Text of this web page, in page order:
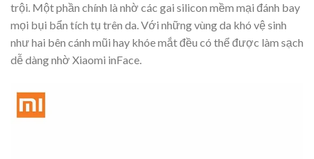
trội. Một phần chính là nhờ các gai silicon mềm mại đánh bay
mọi bụi bẩn tích tụ trên da. Với những vùng da khó vệ sinh
như hai bên cánh mũi hay khóe mắt đều có thể được làm sạch
dễ dàng nhờ Xiaomi inFace.